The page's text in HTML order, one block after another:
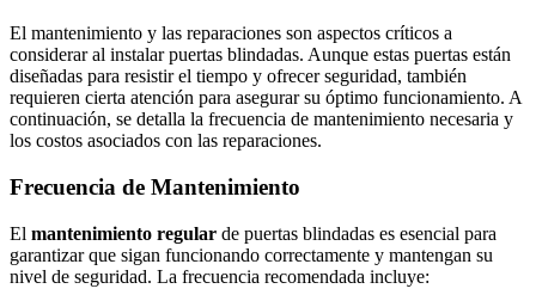
El mantenimiento y las reparaciones son aspectos críticos a
considerar al instalar puertas blindadas. Aunque estas puertas están
diseñadas para resistir el tiempo y ofrecer seguridad, también
requieren cierta atención para asegurar su óptimo funcionamiento. A
continuación, se detalla la frecuencia de mantenimiento necesaria y
los costos asociados con las reparaciones.
Frecuencia de Mantenimiento
El mantenimiento regular de puertas blindadas es esencial para
garantizar que sigan funcionando correctamente y mantengan su
nivel de seguridad. La frecuencia recomendada incluye: